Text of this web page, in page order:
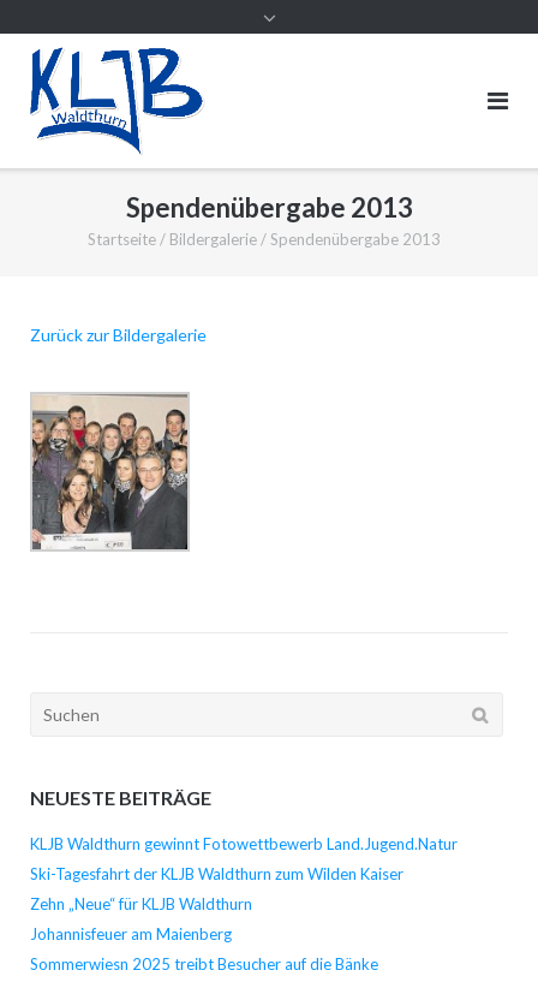
Spendenübergabe 2013
Startseite/ Bildergalerie/Spendenübergabe 2013
Zurück zur Bildergalerie
Suchen
NEUESTE BEITRÄGE
KLJB Waldthurn gewinnt Fotowettbewerb Land.Jugend.Natur
Ski-Tagesfahrt der KLJB Waldthurn zum Wilden Kaiser
Zehn „Neue“ für KLJB Waldthurn
Johannisfeuer am Maienberg
Sommerwiesn 2025 treibt Besucher auf die Bänke